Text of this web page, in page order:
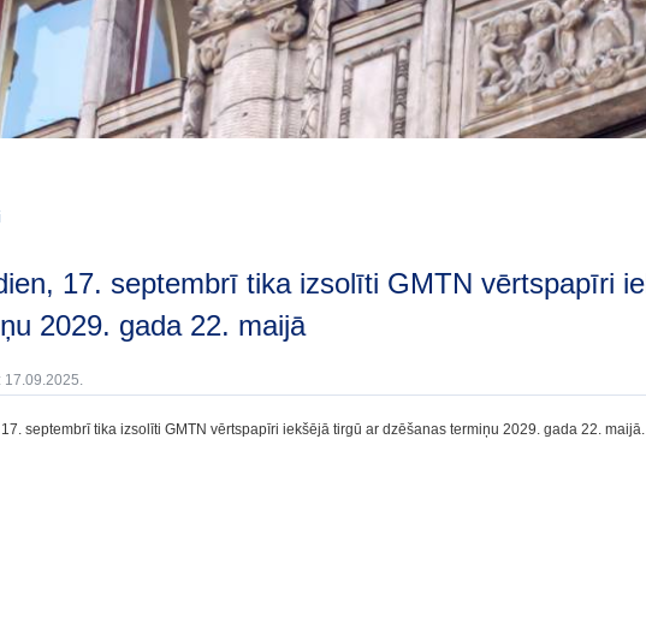
2029. gada 22. maijā
17.09.2025.
septembrī tika izsolīti GMTN vērtspapīri iekšējā tirgū ar dzēšanas termiņu 2029. gada 22. maijā.